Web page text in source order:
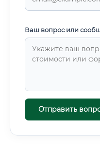
Ваш вопрос или
Отправить